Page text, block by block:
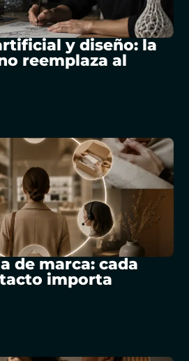
y diseño: la
reemplaza al
de marca: cada
importa